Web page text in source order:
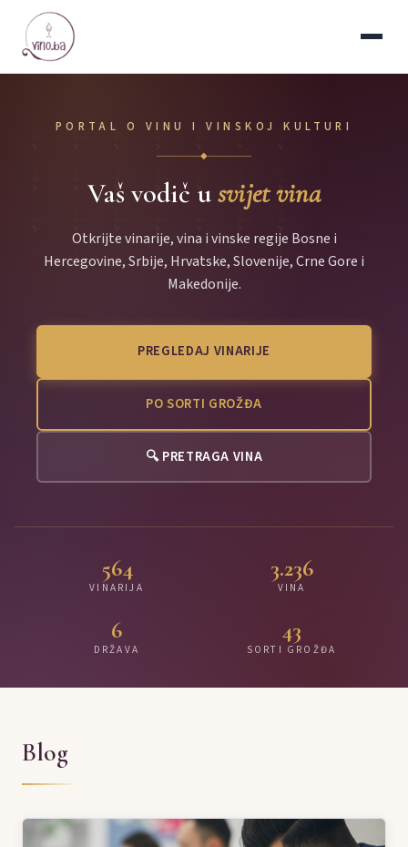
PORTAL O VINU I VINSKOJ KULTURI
◆
Vaš vodič usvijet vina
Otkrijte vinarije, vina i vinske regije Bosne i
Hercegovine, Srbije, Hrvatske, Slovenije, Crne Gore i
Makedonije.
PREGLEDAJ VINARIJE
PO SORTI GROŽĐA
🔍 PRETRAGA VINA
564
VINARIJA
3.236
VINA
6
DRŽAVA
43
SORTI GROŽĐA
Blog